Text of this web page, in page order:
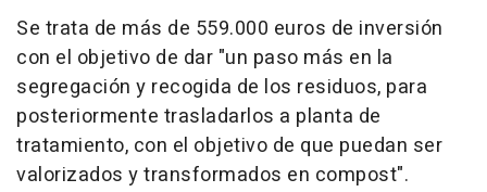
Se trata de más de 559.000 euros de inversión
con el objetivo de dar "un paso más en la
segregación y recogida de los residuos, para
posteriormente trasladarlos a planta de
tratamiento, con el objetivo de que puedan ser
valorizados y transformados en compost".